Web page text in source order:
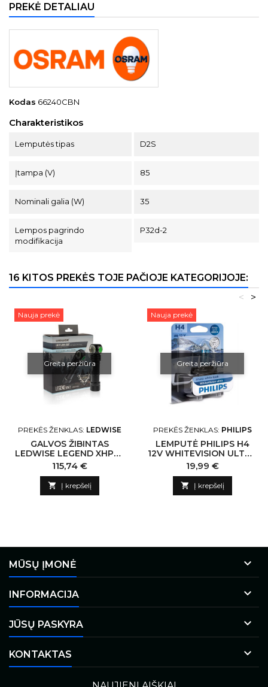
PREKĖ DETALIAU
Kodas 66240CBN
Charakteristikos
Lemputės tipas D2S
Įtampa (V) 85
Nominali galia (W) 35
Lempos pagrindo
modifikacija
P32d-2
16 KITOS PREKĖS TOJE PAČIOJE KATEGORIJOJE:
>
<
Nauja prekė
Greita peržiūra
PREKĖS ŽENKLAS: LEDWISE
GALVOS ŽIBINTAS
LEDWISE LEGEND XHP50
ŠALTA BALTA 2300LM
Kaina
115,74 €
 Į krepšelį
Nauja prekė
Greita peržiūra
PREKĖS ŽENKLAS: PHILIPS
LEMPUTĖ PHILIPS H4
12V WHITEVISION ULTRA
(BLISTERIS)
Kaina
19,99 €
 Į krepšelį
MŪSŲ ĮMONĖ 
INFORMACIJA 
JŪSŲ PASKYRA 
KONTAKTAS 